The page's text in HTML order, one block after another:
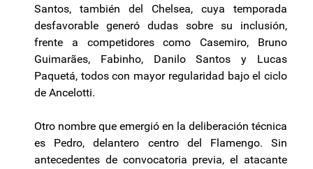
Santos, también del Chelsea, cuya temporada
desfavorable generó dudas sobre su inclusión,
frente a competidores como Casemiro, Bruno
Guimarães, Fabinho, Danilo Santos y Lucas
Paquetá, todos con mayor regularidad bajo el ciclo
de Ancelotti.
Otro nombre que emergió en la deliberación técnica
es Pedro, delantero centro del Flamengo. Sin
antecedentes de convocatoria previa, el atacante